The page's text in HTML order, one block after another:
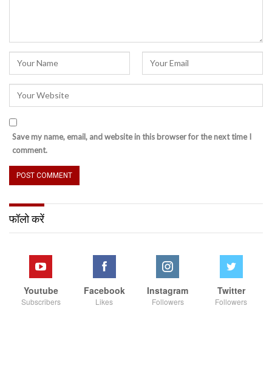
Save my name, email, and website in this browser for the next time I
comment.
फॉलो करें
Youtube
Subscribers
Facebook
Likes
Instagram
Followers
Twitter
Followers